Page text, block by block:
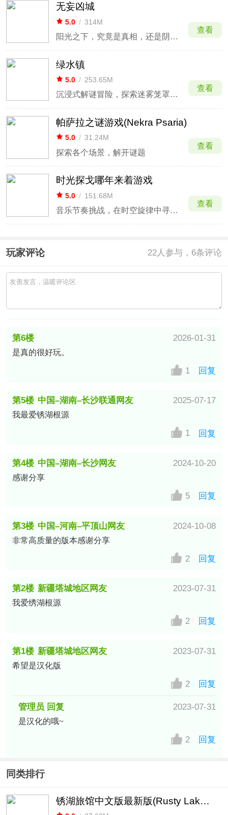
无妄凶城
5.0 / 314M
阳光之下，究竟是真相，还是阴影？
查看
绿水镇
5.0 / 253.65M
沉浸式解谜冒险，探索迷雾笼罩的诡秘小镇
查看
帕萨拉之谜游戏(Nekra Psaria)
5.0 / 31.24M
探索各个场景，解开谜题
查看
时光探戈哪年来着游戏
5.0 / 151.68M
音乐节奏挑战，在时空旋律中寻找正确。
查看
玩家评论 22人参与，6条评论
第6楼
中国–内蒙古–鄂尔多斯移动网友
2026-01-31
是真的很好玩。
1 回复
第5楼 中国–湖南–长沙联通网友 2025-07-17
我最爱锈湖根源
1 回复
第4楼 中国–湖南–长沙网友 2024-10-20
感谢分享
5 回复
第3楼 中国–河南–平顶山网友 2024-10-08
非常高质量的版本感谢分享
2 回复
第2楼 新疆塔城地区网友 2023-07-31
我爱绣湖根源
2 回复
第1楼 新疆塔城地区网友 2023-07-31
希望是汉化版
2 回复
管理员 回复 2023-07-31
是汉化的哦~
2 回复
同类排行
锈湖旅馆中文版最新版(Rusty Lake Hotel)